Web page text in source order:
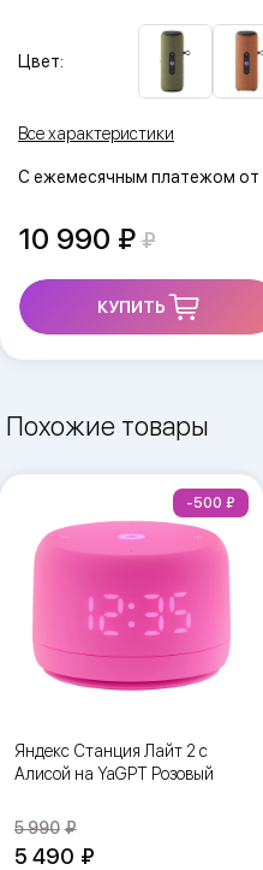
Цвет:
Все характеристики
С ежемесячным платежом от
10 990
КУПИТЬ
Похожие товары
Яндекс Станция Лайт 2 с
Алисой на YaGPT Розовый
5 990
5 490
-500